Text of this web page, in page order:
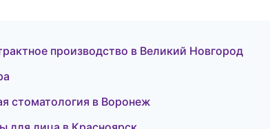
производство в Великий Новгород
стоматология в Воронеж